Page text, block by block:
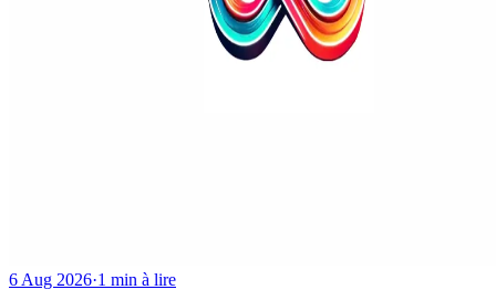
6 Aug 2026·1 min à lire